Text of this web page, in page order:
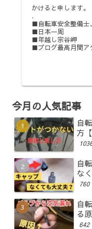
かけると申します。
.
■自転車安全整備士
■日本一周
■年越し宗谷岬
■ブログ最高月間ア
今月の人気記事
自
方
自
な
760
自
る
642